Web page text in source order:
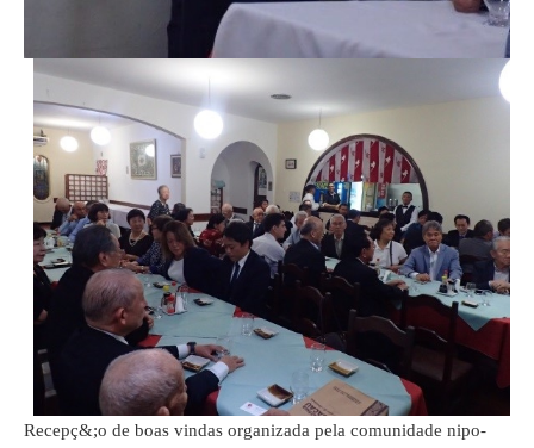
Recepç&;o de boas vindas organizada pela comunidade nipo-